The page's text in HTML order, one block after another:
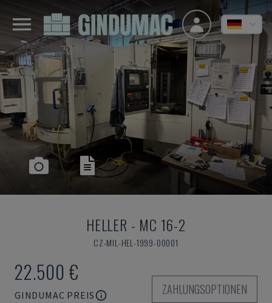
HELLER - MC 16-2
CZ-MIL-HEL-1999-00001
22.500 €
GINDUMAC PREIS
ZAHLUNGSOPTIONEN